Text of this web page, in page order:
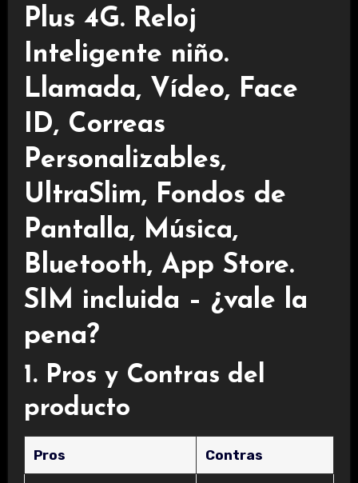
Plus 4G. Reloj
Inteligente niño.
Llamada, Vídeo, Face
ID, Correas
Personalizables,
UltraSlim, Fondos de
Pantalla, Música,
Bluetooth, App Store.
SIM incluida – ¿vale la
pena?
1. Pros y Contras del
producto
Pros Contras